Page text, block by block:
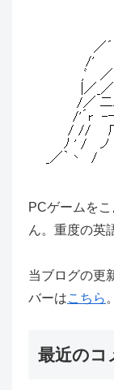
PCゲームを
ん。重度の英
当ブログの更
バーはこちら 。
最近のコ